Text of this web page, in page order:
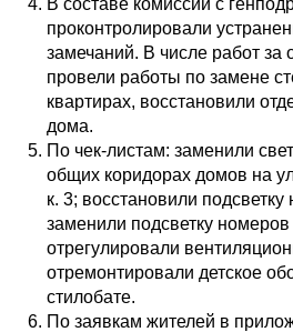
В составе комиссии с
проконтролировали
замечаний. В числе работ за
провели работы по замене
квартирах, восстановили
дома.
По чек-листам: заменили
общих коридорах домов на
к. 3; восстановили
заменили подсветку номеров
отрегулировали
отремонтировали детское
стилобате.
По заявкам жителей в